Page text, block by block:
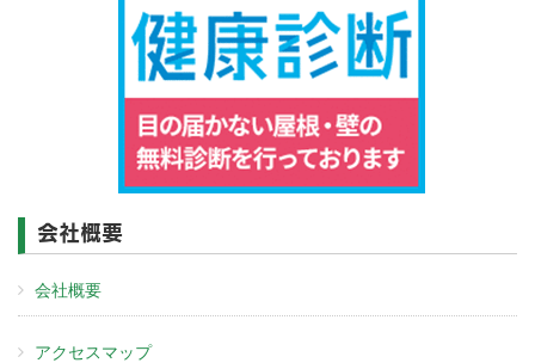
会社概要
会社概要
アクセスマップ